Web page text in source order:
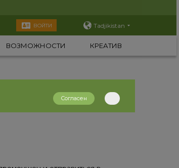
ВОЙТИ Tadjikistan
ВОЗМОЖНОСТИ КРЕАТИВ
Согласен